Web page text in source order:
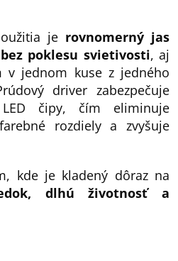
je rovnomerný jas
poklesu svietivosti, aj
v jednom kuse z jedného
driver zabezpečuje
čipy, čím eliminuje
rozdiely a zvyšuje
kde je kladený dôraz na
dlhú životnosť a